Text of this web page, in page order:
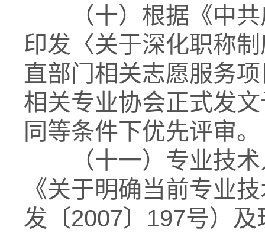
（十）根据《中共
印发〈关于深化职称
直部门相关志愿服务
相关专业协会正式发
同等条件下优先评审。
（十一）专业技术
《关于明确当前专业
发〔2007〕197号）